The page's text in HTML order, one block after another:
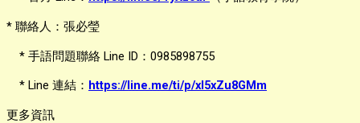
* 聯絡人：張必瑩
* 手語問題聯絡 Line ID：0985898755
* Line 連結： https://line.me/ti/p/xl5xZu8GMm
更多資訊